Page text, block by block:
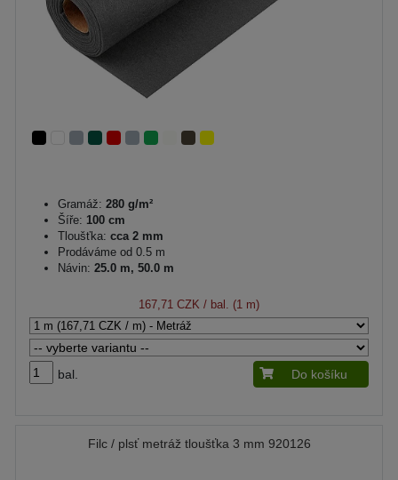
Gramáž: 280 g/m²
Šíře: 100 cm
Tloušťka: cca 2 mm
Prodáváme od 0.5 m
Návin: 25.0 m, 50.0 m
167,71 CZK / bal. (1 m)
bal. Do košíku
Filc / plsť metráž tloušťka 3 mm 920126